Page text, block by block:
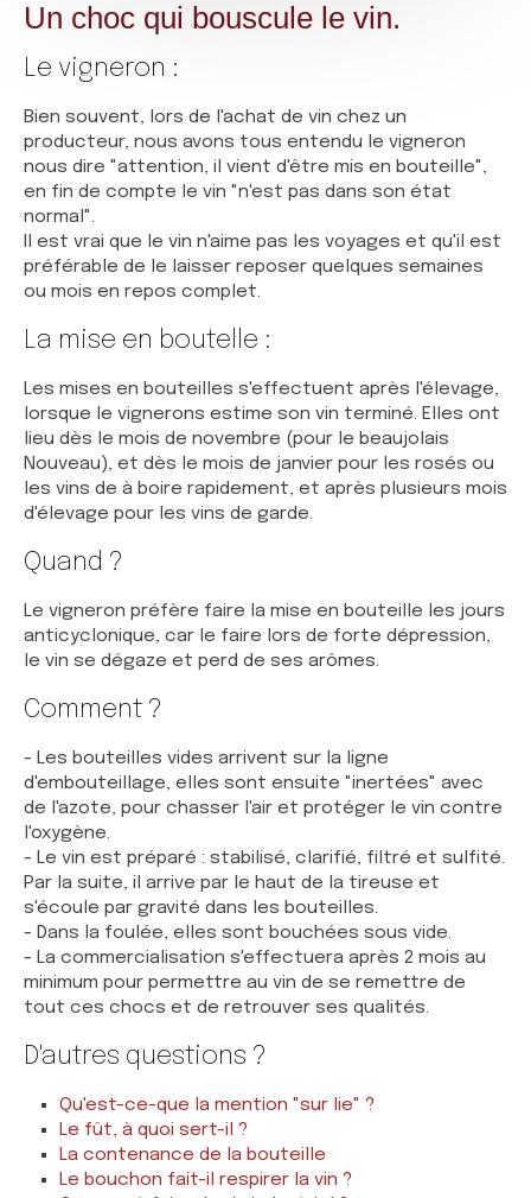
Un choc qui bouscule le vin.
Le vigneron :
Bien souvent, lors de l'achat de vin chez un
producteur, nous avons tous entendu le vigneron
nous dire "attention, il vient d'être mis en bouteille",
en fin de compte le vin "n'est pas dans son état
normal".
Il est vrai que le vin n'aime pas les voyages et qu'il est
préférable de le laisser reposer quelques semaines
ou mois en repos complet.
La mise en boutelle :
Les mises en bouteilles s'effectuent après l'élevage,
lorsque le vignerons estime son vin terminé. Elles ont
lieu dès le mois de novembre (pour le beaujolais
Nouveau), et dès le mois de janvier pour les rosés ou
les vins de à boire rapidement, et après plusieurs mois
d'élevage pour les vins de garde.
Quand ?
Le vigneron préfère faire la mise en bouteille les jours
anticyclonique, car le faire lors de forte dépression,
le vin se dégaze et perd de ses arômes.
Comment ?
- Les bouteilles vides arrivent sur la ligne
d'embouteillage, elles sont ensuite "inertées" avec
de l'azote, pour chasser l'air et protéger le vin contre
l'oxygène.
- Le vin est préparé : stabilisé, clarifié, filtré et sulfité.
Par la suite, il arrive par le haut de la tireuse et
s'écoule par gravité dans les bouteilles.
- Dans la foulée, elles sont bouchées sous vide.
- La commercialisation s'effectuera après 2 mois au
minimum pour permettre au vin de se remettre de
tout ces chocs et de retrouver ses qualités.
D'autres questions ?
Qu'est-ce-que la mention "sur lie" ?
Le fût, à quoi sert-il ?
La contenance de la bouteille
Le bouchon fait-il respirer la vin ?